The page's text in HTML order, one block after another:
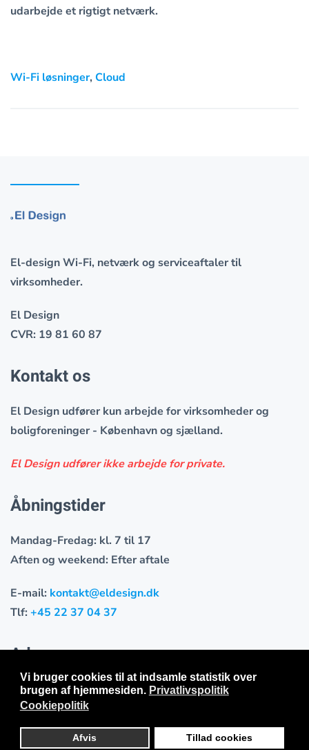
Vi bruger cookies til at indsamle statistik over
brugen af hjemmesiden. Privatlivspolitik
Cookiepolitik
Afvis Tillad cookies
udarbejde et rigtigt netværk.
Wi-Fi løsninger, Cloud
El-design Wi-Fi, netværk og serviceaftaler til
virksomheder.
El Design
CVR: 19 81 60 87
Kontakt os
El Design udfører kunarbejde for virksomheder og
boligforeninger - København og sjælland.
El Design udfører ikke arbejde for private.
Åbningstider
Mandag-Fredag: kl. 7 til 17
Aften og weekend: Efter aftale
E-mail: kontakt@eldesign.dk
Tlf: +45 22 37 04 37
Adresser
El Design kontor og adminstration
Mørkhøj Parkalle 6D
2860 Søborg
Denmark